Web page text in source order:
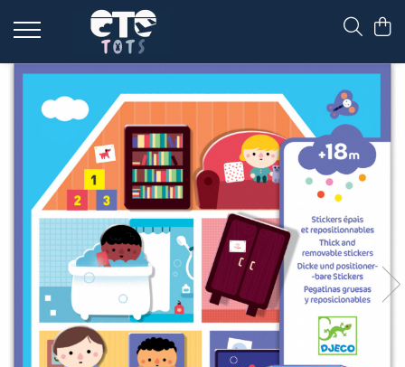
CĂRUCIOARE & SCAUNE AUTO
cărucioare YOYO
cărucioare NUNA
cărucioare U-GROW
scaune auto pentru avion
accesorii cărucioare
accesorii scaun auto
accesorii scaun avion